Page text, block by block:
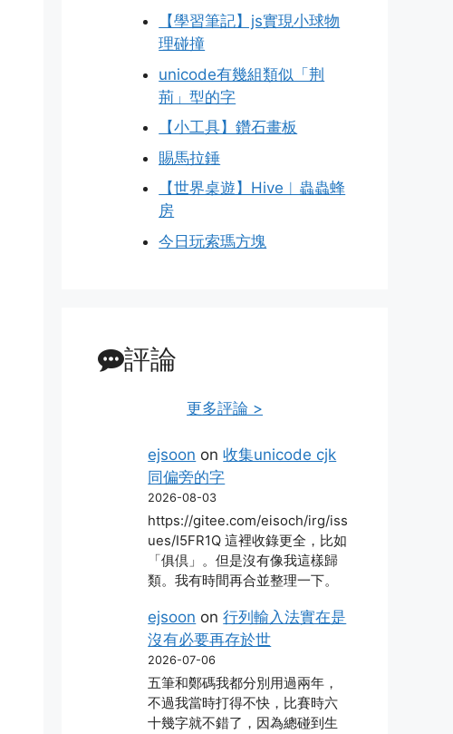
【學習筆記】js實現小球物
理碰撞
unicode有幾組類似「荆
荊」型的字
【小工具】鑽石畫板
賜馬拉錘
【世界桌遊】Hive︱蟲蟲蜂
房
今日玩索瑪方塊
評論
更多評論 >
ejsoon on收集unicode cjk
同偏旁的字
2026-08-03
https://gitee.com/eisoch/irg/iss
ues/I5FR1Q 這裡收錄更全，比如
「俱倶」。但是沒有像我這樣歸
類。我有時間再合並整理一下。
ejsoon on行列輸入法實在是
沒有必要再存於世
2026-07-06
五筆和鄭碼我都分別用過兩年，
不過我當時打得不快，比賽時六
十幾字就不錯了，因為總碰到生